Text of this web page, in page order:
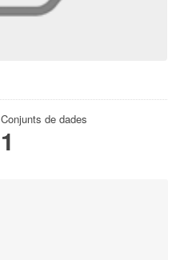
Conjunts de dades
1